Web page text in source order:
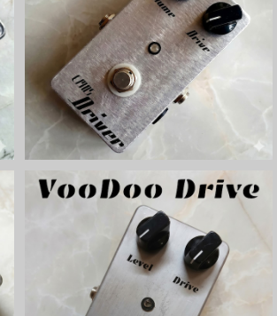
CMOS Driverオーバードライブキッ
ト【BASIC KIT】
¥5,000
VooDoo Driveオーバードライブキッ
ト【BASIC KIT】
¥5,500